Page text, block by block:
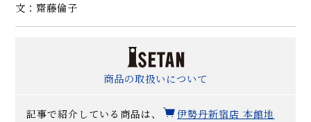
文：齋藤倫子
商品の取扱いについて
記事で紹介している商品は、 伊勢丹新宿店 本館地